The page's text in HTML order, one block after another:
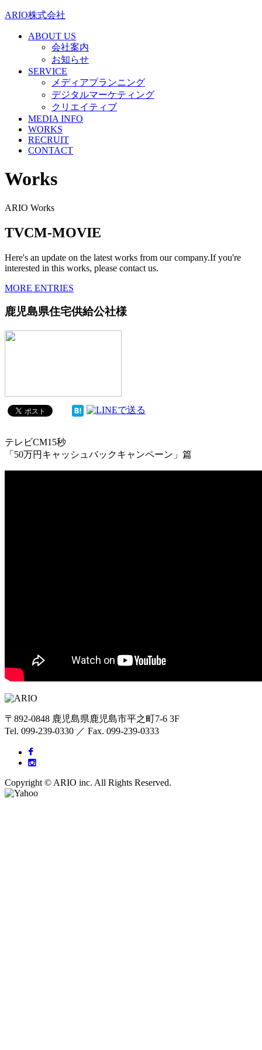
ARIO株式会社
ABOUT US
会社案内
お知らせ
SERVICE
メディアプランニング
デジタルマーケティング
クリエイティブ
MEDIA INFO
WORKS
RECRUIT
CONTACT
Works
ARIO Works
TVCM-MOVIE
Here's an update on the latest works from our company.If you're
interested in this works, please contact us.
MORE ENTRIES
鹿児島県住宅供給公社様
テレビCM15秒
「50万円キャッシュバックキャンペーン」篇
〒892-0848 鹿児島県鹿児島市平之町7-6 3F
Tel. 099-239-0330 ／ Fax. 099-239-0333
Copyright © ARIO inc. All Rights Reserved.